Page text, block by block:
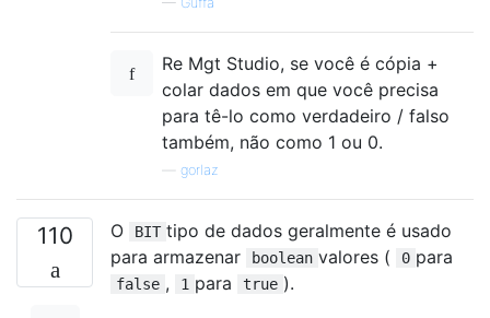
Re Mgt Studio, se você é cópia +
colar dados em que você precisa
para tê-lo como verdadeiro / falso
também, não como 1 ou 0.
gorlaz
110 O BIT tipo de dados geralmente é usado
para armazenar
boolean valores ( 0 para
false , 1 para true ).